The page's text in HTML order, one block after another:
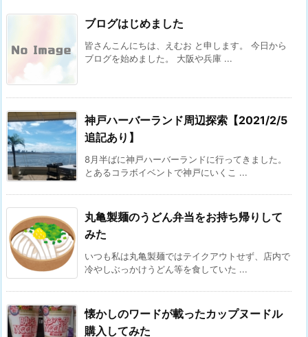
ブログはじめました
皆さんこんにちは、えむお と申します。 今日から
ブログを始めました。 大阪や兵庫 ...
神戸ハーバーランド周辺探索【2021/2/5
追記あり】
8月半ばに神戸ハーバーランドに行ってきました。
とあるコラボイベントで神戸にいくこ ...
丸亀製麺のうどん弁当をお持ち帰りして
みた
いつも私は丸亀製麺ではテイクアウトせず、店内で
冷やしぶっかけうどん等を食していた ...
懐かしのワードが載ったカップヌードル
購入してみた